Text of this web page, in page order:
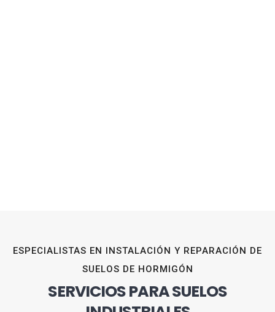
ESPECIALISTAS EN INSTALACIÓN Y REPARACIÓN DE
SUELOS DE HORMIGÓN
SERVICIOS PARA SUELOS